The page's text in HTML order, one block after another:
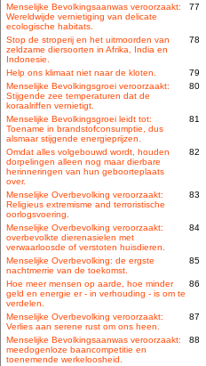
Menselijke Bevolkingsaanwas veroorzaakt:
Wereldwijde vernietiging van delicate
ecologische habitats.
77
Stop de stroperij en het uitmoorden van
zeldzame diersoorten in Afrika, India en
Indonesie.
78
Help ons klimaat niet naar de kloten. 79
Menselijke Bevolkingsgroei veroorzaakt:
Stijgende zee temperaturen dat de
koraalriffen vernietigt.
80
Menselijke Bevolkingsgroei leidt tot:
Toename in brandstofconsumptie, dus
alsmaar stijgende energieprijzen.
81
Omdat alles volgebouwd wordt, houden
dorpelingen alleen nog maar dierbare
herinneringen van hun geboorteplaats
over.
82
Menselijke Overbevolking veroorzaakt:
Religieus extremisme and terroristische
oorlogsvoering.
83
Menselijke Overbevolking veroorzaakt:
overbevolkte dierenasielen met
verwaarloosde of verstoten huisdieren.
84
Menselijke Overbevolking: de ergste
nachtmerrie van de toekomst.
85
Hoe meer mensen op aarde, hoe minder
geld en energie er - in verhouding - is om te
verdelen.
86
Menselijke Overbevolking veroorzaakt:
Verlies aan serene rust om ons heen.
87
Menselijke Bevolkingsaanwas veroorzaakt:
meedogenloze baancompetitie en
toenemende werkeloosheid.
88